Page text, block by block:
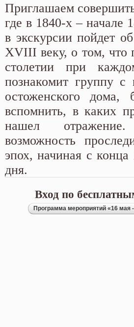
Приглашаем
где в 1840-х – начале
в экскурсии пойдет
XVIII веку, о том, что
столетии при
познакомит группу
остоженского дома,
вспомнить, в каких
нашел отражение.
возможность
эпох, начиная с
дня.
Вход по